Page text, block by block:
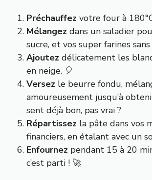
Préchauffez votre four à
Mélangez dans un saladier
sucre, et vos super farines
Ajoutez délicatement les
en neige. 🎈
Versez le beurre fondu,
amoureusement jusqu’à
sent déjà bon, pas vrai ?
Répartissez la pâte dans vos
financiers, en étalant avec un
Enfournez pendant 15 à 20
c’est parti ! 🚀